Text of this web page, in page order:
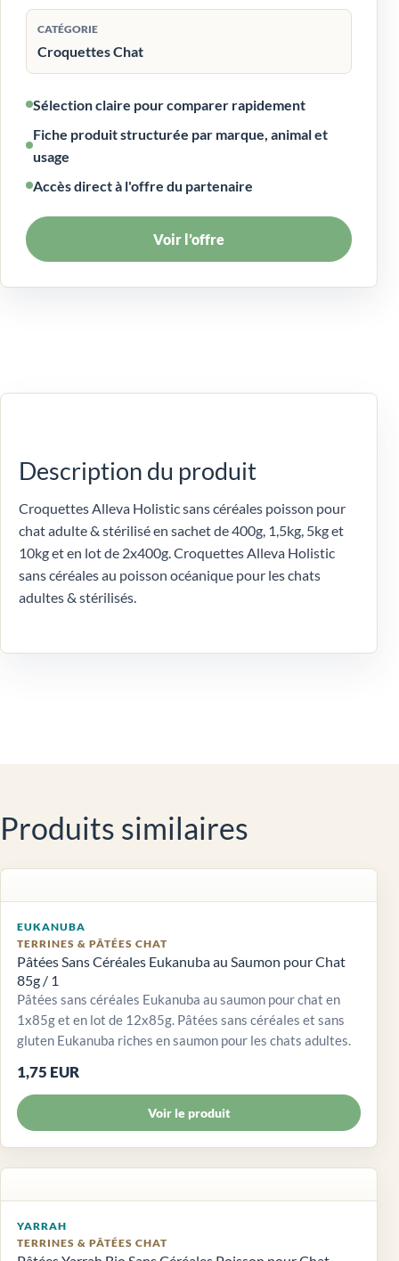
CATÉGORIE
Croquettes Chat
Sélection claire pour comparer rapidement
Fiche produit structurée par marque, animal et
usage
Accès direct à l'offre du partenaire
Voir l’offre
Description du produit
Croquettes Alleva Holistic sans céréales poisson pour
chat adulte & stérilisé en sachet de 400g, 1,5kg, 5kg et
10kg et en lot de 2x400g. Croquettes Alleva Holistic
sans céréales au poisson océanique pour les chats
adultes & stérilisés.
Produits similaires
EUKANUBA
TERRINES & PÂTÉES CHAT
Pâtées Sans Céréales Eukanuba au Saumon pour Chat
85g / 1
Pâtées sans céréales Eukanuba au saumon pour chat en
1x85g et en lot de 12x85g. Pâtées sans céréales et sans
gluten Eukanuba riches en saumon pour les chats adultes.
1,75 EUR
Voir le produit
YARRAH
TERRINES & PÂTÉES CHAT